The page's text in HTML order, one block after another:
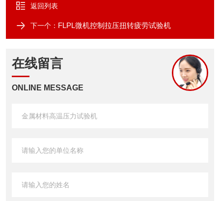
返回列表
下一个： FLPL微机控制拉压扭转疲劳试验机
在线留言
ONLINE MESSAGE